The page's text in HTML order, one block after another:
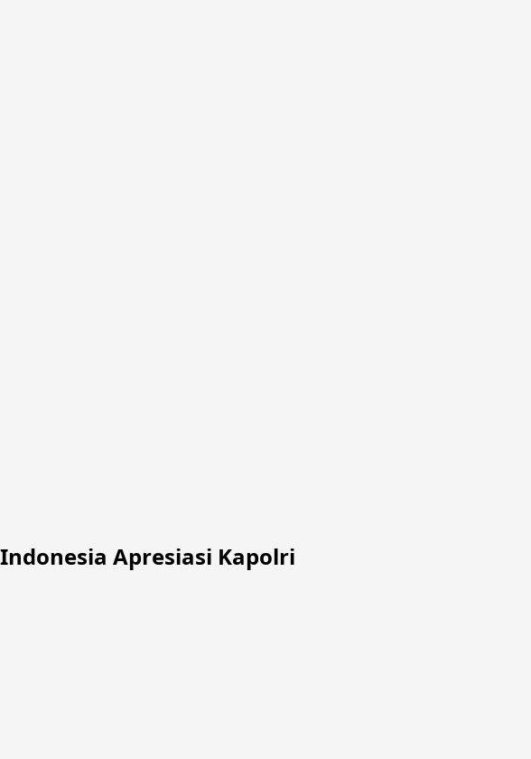
Apresiasi Kapolri